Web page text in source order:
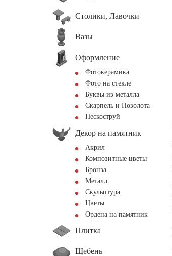
Столики, Лавочки
Вазы
Оформление
Фотокерамика
Фото на стекле
Буквы из металла
Скарпель и Позолота
Пескоструй
Декор на памятник
Акрил
Композитные цветы
Бронза
Металл
Скульптура
Цветы
Ордена на памятник
Плитка
Щебень